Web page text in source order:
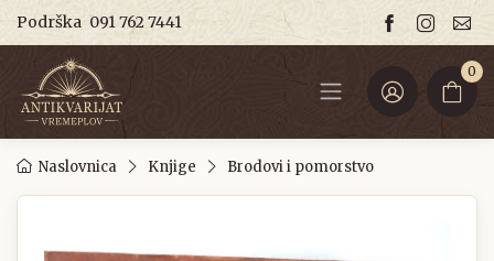
Podrška 091 762 7441
0
Naslovnica Knjige Brodovi i pomorstvo